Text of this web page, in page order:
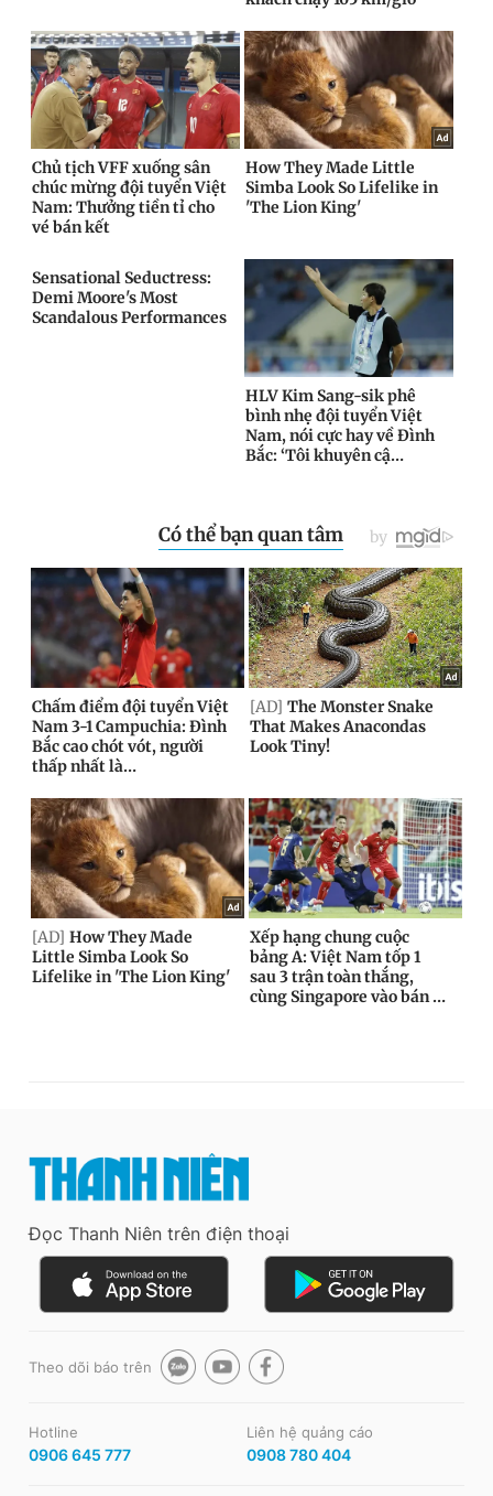
Đọc Thanh Niên trên điện thoại
Theo dõi báo trên
Hotline
0906 645 777
Liên hệ quảng cáo
0908 780 404